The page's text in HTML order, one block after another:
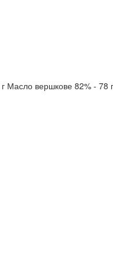
Масло вершкове 82% - 78 г